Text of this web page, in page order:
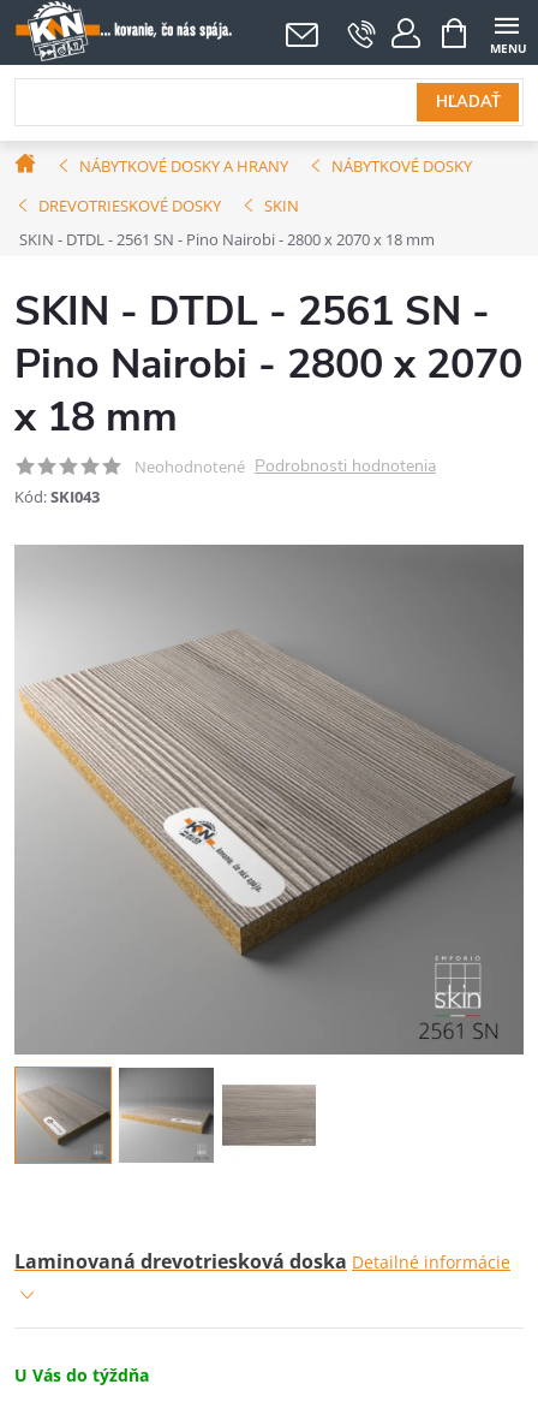
Prejsť
na
obsah
HĽADAŤ
NÁKUPNÝ
KOŠÍK
DomovNÁBYTKOVÉ DOSKY A HRANY
NÁBYTKOVÉ DOSKY
DREVOTRIESKOVÉ DOSKY
SKIN
SKIN - DTDL - 2561 SN - Pino Nairobi - 2800 x 2070 x 18 mm
SKIN - DTDL - 2561 SN -
Pino Nairobi - 2800 x 2070
x 18 mm
Neohodnotené Podrobnosti hodnotenia
Kód:SKI043
Laminovaná drevotriesková doska Detailné informácie
U Vás do týždňa